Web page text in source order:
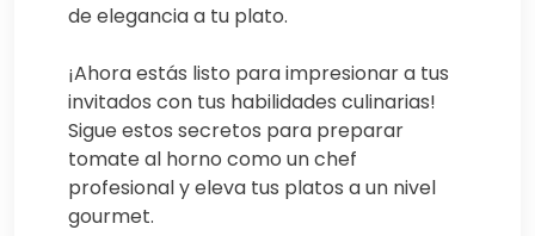
de elegancia a tu plato.
¡Ahora estás listo para impresionar a tus
invitados con tus habilidades culinarias!
Sigue estos secretos para preparar
tomate al horno como un chef
profesional y eleva tus platos a un nivel
gourmet.